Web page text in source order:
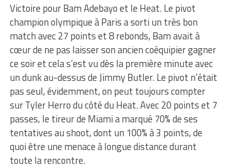
Victoire pour Bam Adebayo et le Heat. Le pivot
champion olympique à Paris a sorti un très bon
match avec 27 points et 8 rebonds, Bam avait à
cœur de ne pas laisser son ancien coéquipier gagner
ce soir et cela s’est vu dès la première minute avec
un dunk au-dessus de Jimmy Butler. Le pivot n’était
pas seul, évidemment, on peut toujours compter
sur Tyler Herro du côté du Heat. Avec 20 points et 7
passes, le tireur de Miami a marqué 70% de ses
tentatives au shoot, dont un 100% à 3 points, de
quoi être une menace à longue distance durant
toute la rencontre.